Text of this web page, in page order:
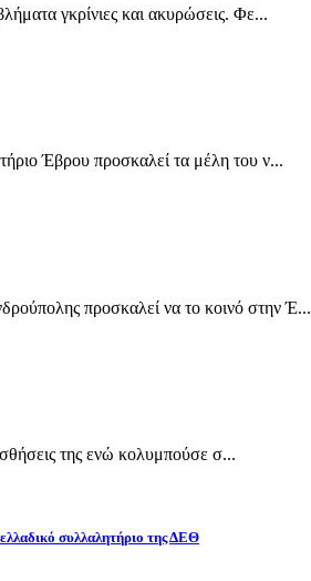
γκρίνιες και ακυρώσεις. Φε...
Έβρου προσκαλεί τα μέλη του ν...
προσκαλεί να το κοινό στην Έ...
της ενώ κολυμπούσε σ...
συλλαλητήριο της ΔΕΘ